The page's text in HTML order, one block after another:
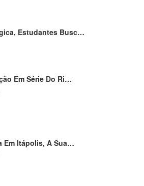
Estudantes Busc…
Em Série Do Ri…
Em Itápolis, A Sua…